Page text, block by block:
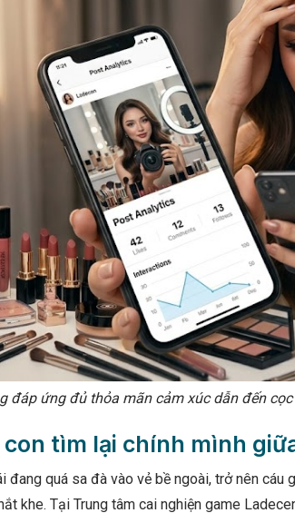
đáp ứng đủ thỏa mãn cảm xúc dẫn đến cọc
con tìm lại chính mình
đang quá sa đà vào vẻ bề ngoài, trở nên
khe. Tại Trung tâm cai nghiện game